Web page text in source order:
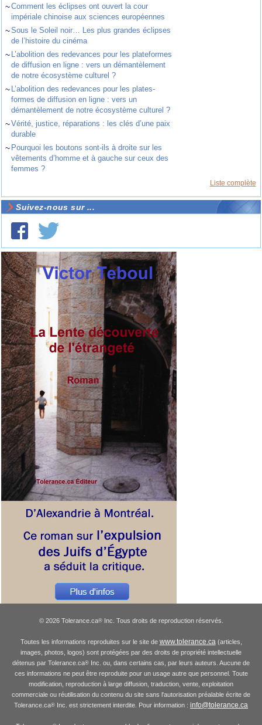
~Comment les éclipses ont ouvert la cour
impériale chinoise aux sciences européennes
~Sous le Soleil noir… Les plus grandes éclipses
de l’histoire du cinéma
~ L’abolition des redevances pour les plateformes
de diffusion en ligne : vers un démantèlement
de notre écosystème culturel ?
~ L’abolition des redevances pour les plates-
formes de diffusion en ligne : vers un
démantèlement de notre écosystème culturel ?
~Vérité, justice, réparations : les clés d’une paix
durable
~ Pourquoi les boutons sont-ils à droite sur les
vêtements d’homme et à gauche sur ceux des
femmes ?
Liste complète
Suivez-nous sur ...
© 2026 Tolerance.ca®Inc. Tous droits de reproduction réservés.
Toutes les informations reproduites sur le site de www.tolerance.ca(articles,
images, photos, logos) sont protégées par des droits de propriété intellectuelle
détenus par Tolerance.ca® Inc. ou, dans certains cas, par leurs auteurs. Aucune de
ces informations ne peut être reproduite pour un usage autre que personnel. Toute
modification, reproduction à large diffusion, traduction, vente, exploitation
commerciale ou réutilisation du contenu du site sans l'autorisation préalable écrite de
Tolerance.ca® Inc. est strictement interdite. Pour information : info@tolerance.ca